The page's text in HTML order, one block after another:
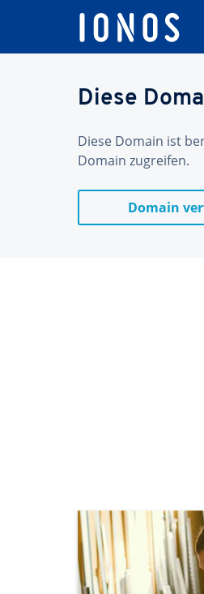
Diese
Diese Domain ist
Domain zugreifen.
Domain